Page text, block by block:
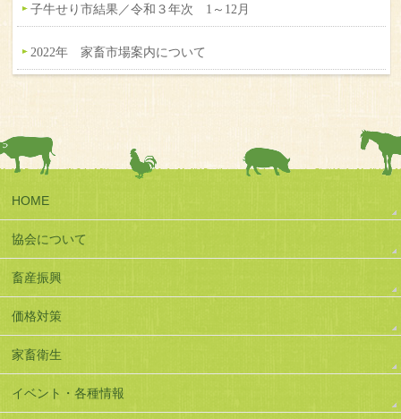
子牛せり市結果／令和３年次 1～12月
2022年 家畜市場案内について
HOME
協会について
畜産振興
価格対策
家畜衛生
イベント・各種情報